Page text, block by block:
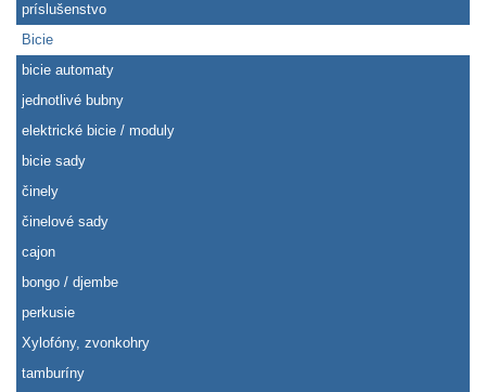
príslušenstvo
Bicie
bicie automaty
jednotlivé bubny
elektrické bicie / moduly
bicie sady
činely
činelové sady
cajon
bongo / djembe
perkusie
Xylofóny, zvonkohry
tamburíny